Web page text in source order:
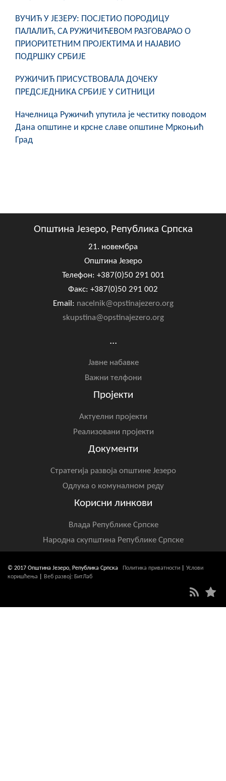
ВУЧИЋ У ЈЕЗЕРУ: ПОСЈЕТИО ПОРОДИЦУ
ПАЛАЛИЋ, СА РУЖИЧИЋЕВОМ РАЗГОВАРАО О
ПРИОРИТЕТНИМ ПРОЈЕКТИМА И НАЈАВИО
ПОДРШКУ СРБИЈЕ
РУЖИЧИЋ ПРИСУСТВОВАЛА ДОЧЕКУ
ПРЕДСЈЕДНИКА СРБИЈЕ У СИТНИЦИ
Начелница Ружичић упутила је честитку поводом
Дана општине и крсне славе општине Мркоњић
Град
Општина Језеро, Република Српска
21. новембра
Општина Језеро
Телефон: +387(0)50 291 001
Факс: +387(0)50 291 002
Email: nacelnik@opstinajezero.org
skupstina@opstinajezero.org
...
Јавне набавке
Важни телфони
Пројекти
Актуелни пројекти
Реализовани пројекти
Документи
Стратегија развоја општине Језеро
Одлука о комуналном реду
Корисни линкови
Влада Републике Српске
Народна скупштина Републике Српске
© 2017 Општина Језеро, Република Српска Политика приватности
Услови
коришћења
Веб развој: БитЛаб